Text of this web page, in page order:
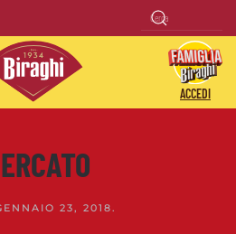
ACCEDI
23, 2018.